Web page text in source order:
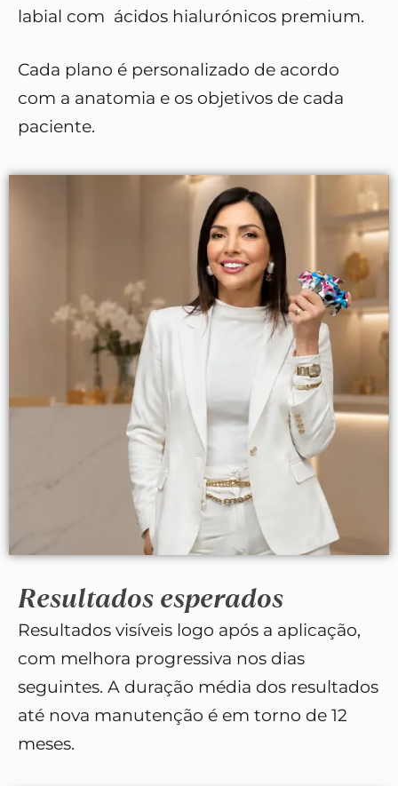
labial com ácidos hialurónicos premium.
Cada plano é personalizado de acordo
com a anatomia e os objetivos de cada
paciente.
Resultados esperados
Resultados visíveis logo após a aplicação,
com melhora progressiva nos dias
seguintes. A duração média dos resultados
até nova manutenção é em torno de 12
meses.